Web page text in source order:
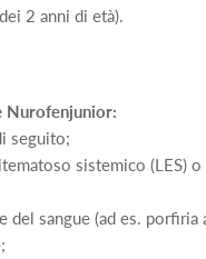
2 anni di età).
Nurofenjunior:
seguito;
sistemico (LES)
sangue (ad es. porfiria